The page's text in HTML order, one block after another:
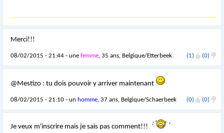
Merci!!!
08/02/2015 - 21:44 - unefemme, 35 ans, Belgique/Etterbeek (1) (0)
@Mestizo : tu dois pouvoir y arriver maintenant
08/02/2015 - 21:10 - un homme, 37 ans, Belgique/Schaerbeek (0) (0)
Je veux m'inscrire mais je sais pas comment!!!